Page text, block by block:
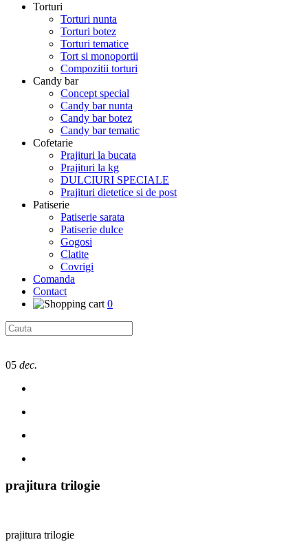
Torturi
Torturi nunta
Torturi botez
Torturi tematice
Tort si monoportii
Compozitii torturi
Candy bar
Concept special
Candy bar nunta
Candy bar botez
Candy bar tematic
Cofetarie
Prajituri la bucata
Prajituri la kg
DULCIURI SPECIALE
Prajituri dietetice si de post
Patiserie
Patiserie sarata
Patiserie dulce
Gogosi
Clatite
Covrigi
Comanda
Contact
0
05 dec.
prajitura trilogie
prajitura trilogie